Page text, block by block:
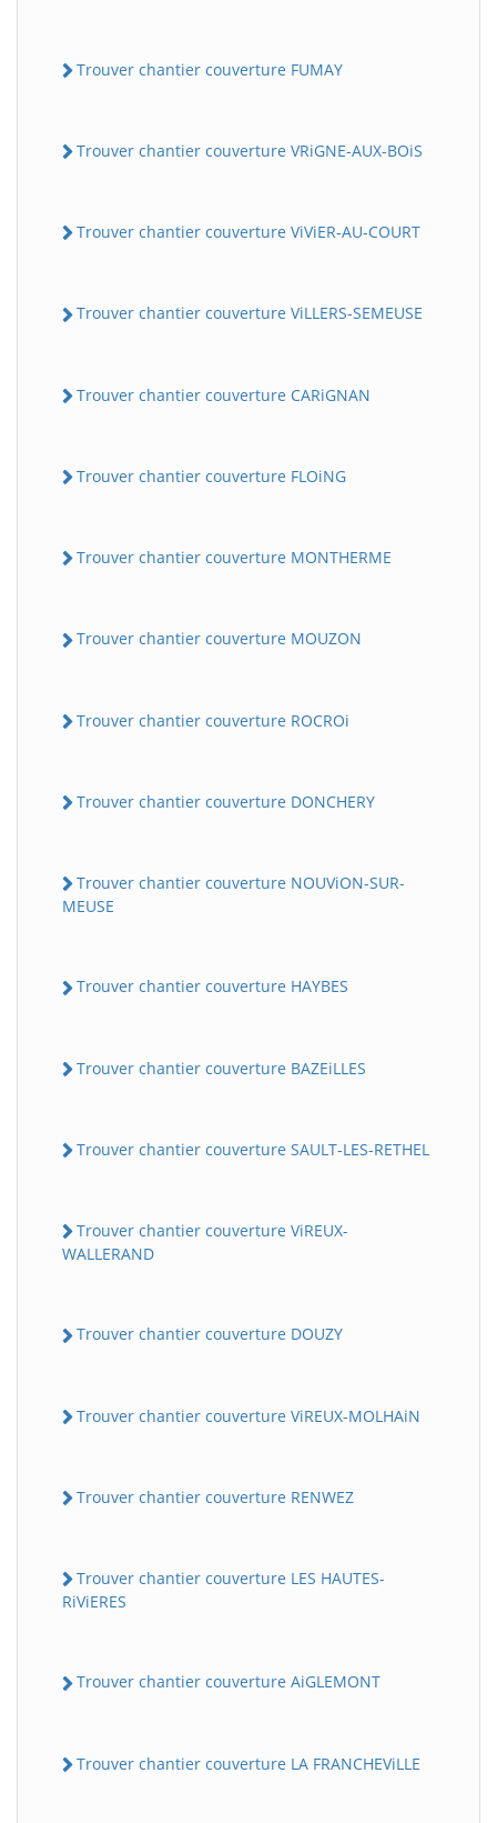
Trouver chantier couverture FUMAY
Trouver chantier couverture VRiGNE-AUX-BOiS
Trouver chantier couverture ViViER-AU-COURT
Trouver chantier couverture ViLLERS-SEMEUSE
Trouver chantier couverture CARiGNAN
Trouver chantier couverture FLOiNG
Trouver chantier couverture MONTHERME
Trouver chantier couverture MOUZON
Trouver chantier couverture ROCROi
Trouver chantier couverture DONCHERY
Trouver chantier couverture NOUViON-SUR-
MEUSE
Trouver chantier couverture HAYBES
Trouver chantier couverture BAZEiLLES
Trouver chantier couverture SAULT-LES-RETHEL
Trouver chantier couverture ViREUX-
WALLERAND
Trouver chantier couverture DOUZY
Trouver chantier couverture ViREUX-MOLHAiN
Trouver chantier couverture RENWEZ
Trouver chantier couverture LES HAUTES-
RiViERES
Trouver chantier couverture AiGLEMONT
Trouver chantier couverture LA FRANCHEViLLE